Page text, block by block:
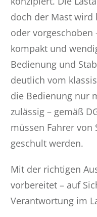
doch der Mast wird
oder vorgeschoben
kompakt und
Bedienung und
deutlich vom
die Bedienung nur
zulässig – gemäß
müssen Fahrer von
geschult werden.
Mit der richtigen
vorbereitet – auf
Verantwortung im